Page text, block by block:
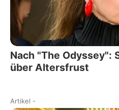
Nach "The Odyssey":
über Altersfrust
Artikel -